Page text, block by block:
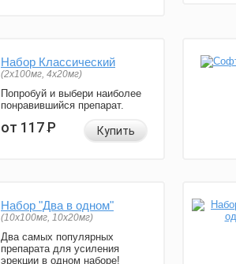
Набор Классический
(2x100мг, 4x20мг)
Попробуй и выбери наиболее
понравившийся препарат.
от 117Р Купить
Набор "Два в одном"
(10x100мг, 10x20мг)
Два самых популярных
препарата для усиления
эрекции в одном наборе!